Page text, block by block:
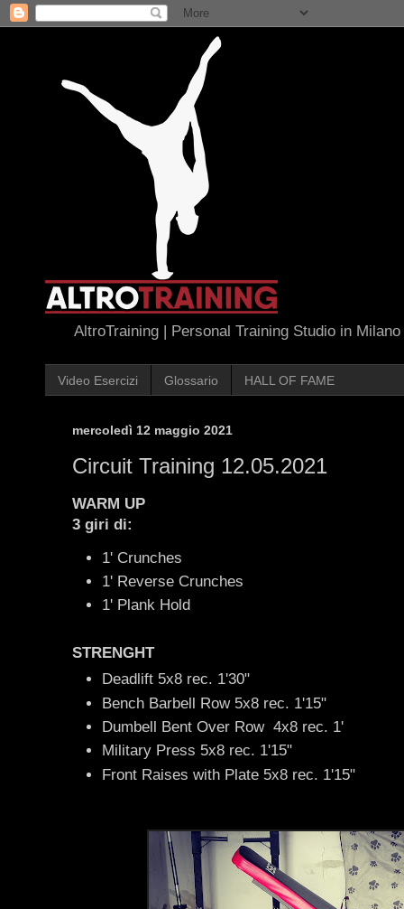
AltroTraining | Personal Training Studio in Milano
Video Esercizi Glossario HALL OF FAME
mercoledì 12 maggio 2021
Circuit Training 12.05.2021
WARM UP
3 giri di:
1' Crunches
1' Reverse Crunches
1' Plank Hold
STRENGHT
Deadlift 5x8 rec. 1'30"
Bench Barbell Row 5x8 rec. 1'15"
Dumbell Bent Over Row 4x8 rec. 1'
Military Press 5x8 rec. 1'15"
Front Raises with Plate 5x8 rec. 1'15"